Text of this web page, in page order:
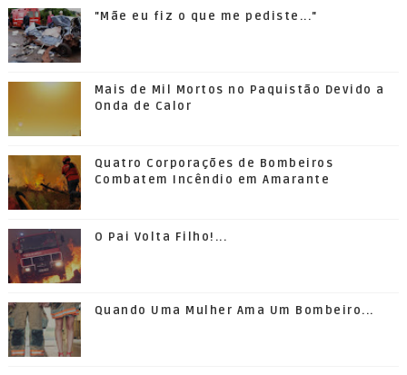
"Mãe eu fiz o que me pediste..."
Mais de Mil Mortos no Paquistão Devido a
Onda de Calor
Quatro Corporações de Bombeiros
Combatem Incêndio em Amarante
O Pai Volta Filho!...
Quando Uma Mulher Ama Um Bombeiro...